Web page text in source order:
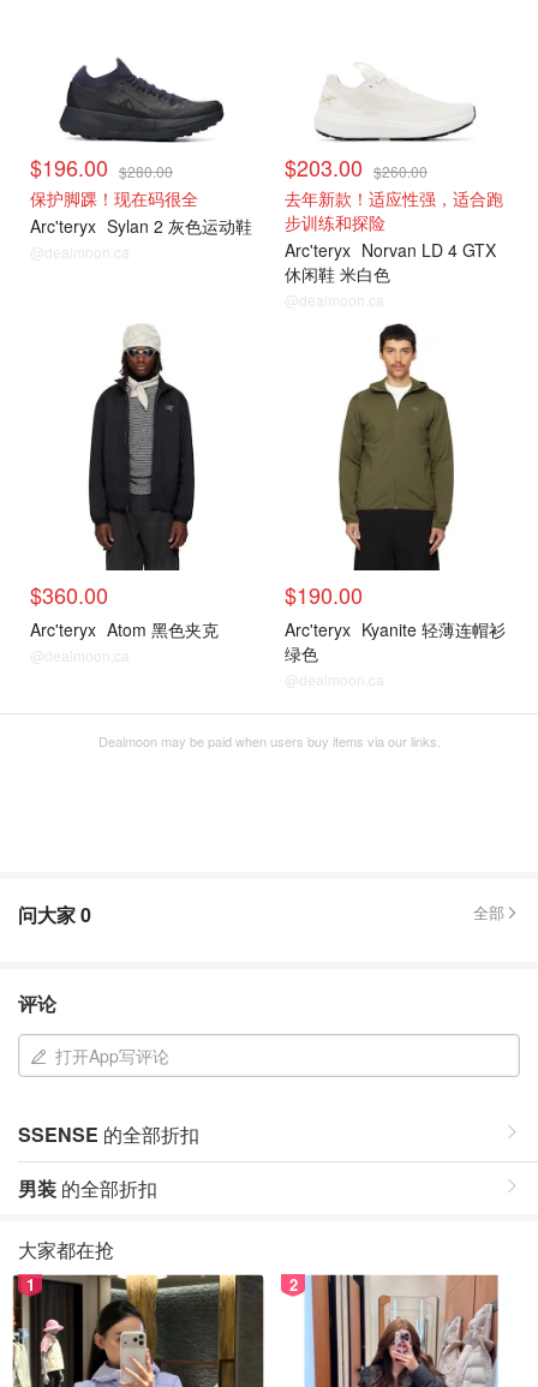
$196.00 $280.00
保护脚踝！现在码很全
Arc'teryx Sylan 2 灰色运动鞋
@dealmoon.ca
$203.00 $260.00
去年新款！适应性强，适合跑
步训练和探险
Arc'teryx Norvan LD 4 GTX
休闲鞋 米白色
@dealmoon.ca
$360.00
Arc'teryx Atom 黑色夹克
@dealmoon.ca
$190.00
Arc'teryx Kyanite 轻薄连帽衫
绿色
@dealmoon.ca
Dealmoon may be paid when users buy items via our links.
问大家0 全部
评论
打开App写评论
SSENSE 的全部折扣
男装 的全部折扣
大家都在抢
1 2